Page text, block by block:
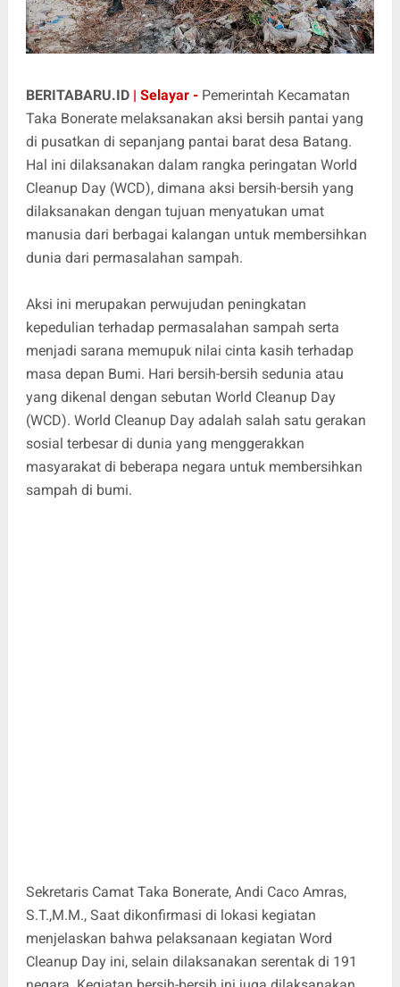
BERITABARU.ID| Selayar - Pemerintah Kecamatan
Taka Bonerate melaksanakan aksi bersih pantai yang
di pusatkan di sepanjang pantai barat desa Batang.
Hal ini dilaksanakan dalam rangka peringatan World
Cleanup Day (WCD), dimana aksi bersih-bersih yang
dilaksanakan dengan tujuan menyatukan umat
manusia dari berbagai kalangan untuk membersihkan
dunia dari permasalahan sampah.
Aksi ini merupakan perwujudan peningkatan
kepedulian terhadap permasalahan sampah serta
menjadi sarana memupuk nilai cinta kasih terhadap
masa depan Bumi. Hari bersih-bersih sedunia atau
yang dikenal dengan sebutan World Cleanup Day
(WCD). World Cleanup Day adalah salah satu gerakan
sosial terbesar di dunia yang menggerakkan
masyarakat di beberapa negara untuk membersihkan
sampah di bumi.
Sekretaris Camat Taka Bonerate, Andi Caco Amras,
S.T.,M.M., Saat dikonfirmasi di lokasi kegiatan
menjelaskan bahwa pelaksanaan kegiatan Word
Cleanup Day ini, selain dilaksanakan serentak di 191